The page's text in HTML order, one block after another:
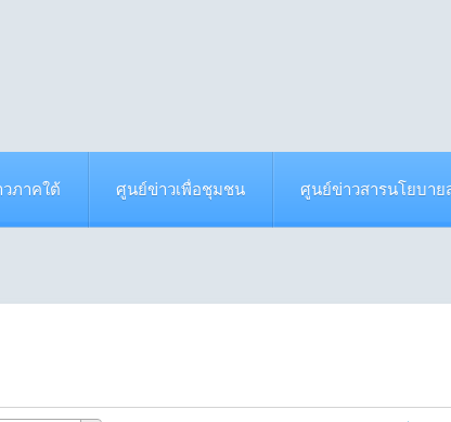
ภาคใต้ ศูนย์ข่าวเพื่อชุมชน ศูนย์ข่าวสารนโยบา